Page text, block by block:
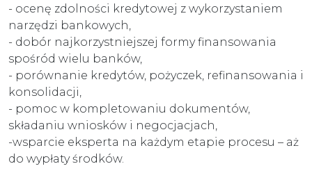
- ocenę zdolności kredytowej z wykorzystaniem
narzędzi bankowych,
- dobór najkorzystniejszej formy finansowania
spośród wielu banków,
- porównanie kredytów, pożyczek, refinansowania i
konsolidacji,
- pomoc w kompletowaniu dokumentów,
składaniu wniosków i negocjacjach,
-wsparcie eksperta na każdym etapie procesu – aż
do wypłaty środków.